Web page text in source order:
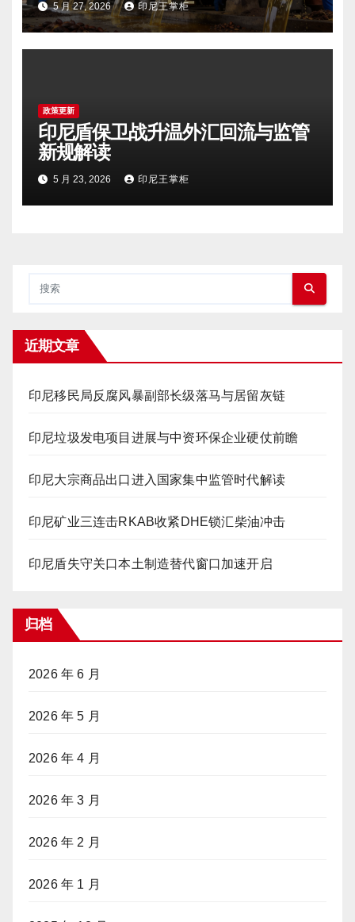
5 月 27, 2026 印尼王掌柜
政策更新
印尼盾保卫战升温外汇回流与监管
新规解读
5 月 23, 2026 印尼王掌柜
近期文章
印尼移民局反腐风暴副部长级落马与居留灰链
印尼垃圾发电项目进展与中资环保企业硬仗前瞻
印尼大宗商品出口进入国家集中监管时代解读
印尼矿业三连击RKAB收紧DHE锁汇柴油冲击
印尼盾失守关口本土制造替代窗口加速开启
归档
2026 年 6 月
2026 年 5 月
2026 年 4 月
2026 年 3 月
2026 年 2 月
2026 年 1 月